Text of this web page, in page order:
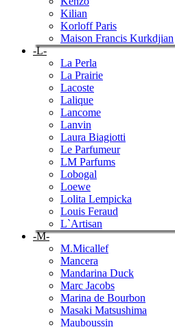
Kilian
Korloff Paris
Maison Francis Kurkdjian
-L-
La Perla
La Prairie
Lacoste
Lalique
Lancome
Lanvin
Laura Biagiotti
Le Parfumeur
LM Parfums
Lobogal
Loewe
Lolita Lempicka
Louis Feraud
L`Artisan
-M-
M.Micallef
Mancera
Mandarina Duck
Marc Jacobs
Marina de Bourbon
Masaki Matsushima
Mauboussin